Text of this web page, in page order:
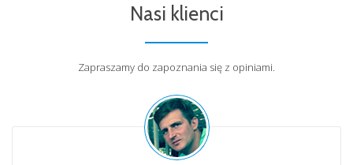
Nasi klienci
Zapraszamy do zapoznania się z opiniami.